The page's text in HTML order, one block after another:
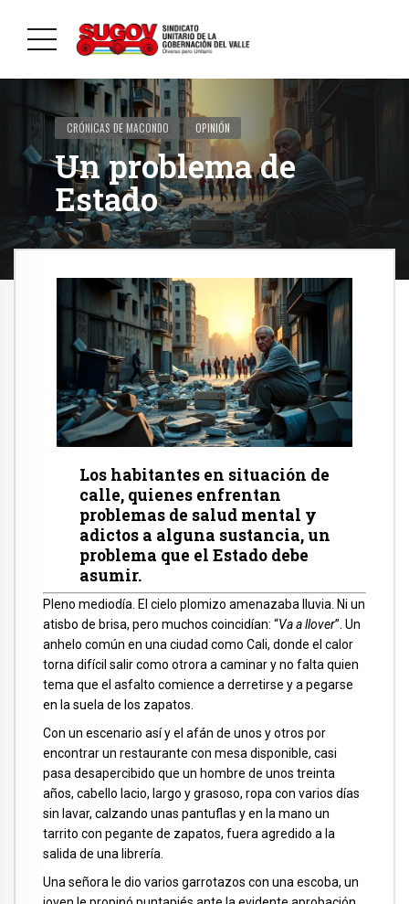
CRÓNICAS DE MACONDO OPINIÓN
Un problema de
Estado
Los habitantes en situación de
calle, quienes enfrentan
problemas de salud mental y
adictos a alguna sustancia, un
problema que el Estado debe
asumir.
Pleno mediodía. El cielo plomizo amenazaba lluvia. Ni un
atisbo de brisa, pero muchos coincidían: “Va a llover”. Un
anhelo común en una ciudad como Cali, donde el calor
torna difícil salir como otrora a caminar y no falta quien
tema que el asfalto comience a derretirse y a pegarse
en la suela de los zapatos.
Con un escenario así y el afán de unos y otros por
encontrar un restaurante con mesa disponible, casi
pasa desapercibido que un hombre de unos treinta
años, cabello lacio, largo y grasoso, ropa con varios días
sin lavar, calzando unas pantuflas y en la mano un
tarrito con pegante de zapatos, fuera agredido a la
salida de una librería.
Una señora le dio varios garrotazos con una escoba, un